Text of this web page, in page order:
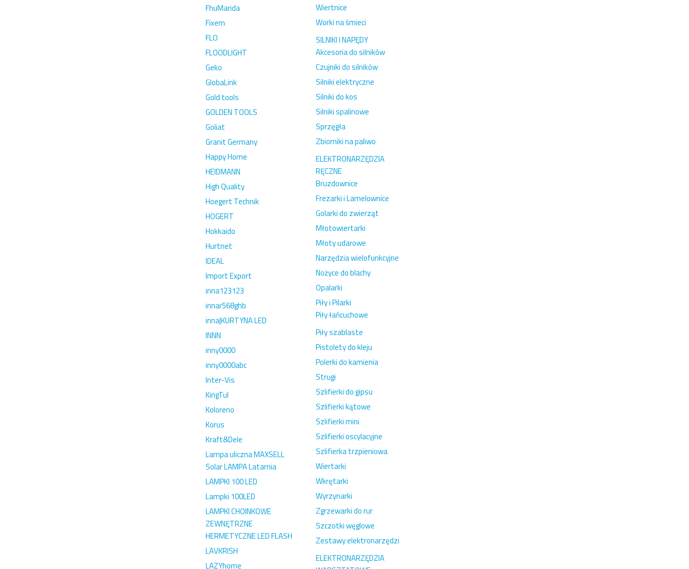
FhuMarida
Fixem
FLO
FLOODLIGHT
Geko
GlobaLink
Gold tools
GOLDEN TOOLS
Goliat
Granit Germany
Happy Home
HEIDMANN
High Quality
Hoegert Technik
HOGERT
Hokkaido
Hurtnet
IDEAL
Import Export
inna123123
innar568ghb
inna|KURTYNA LED
INNN
inny0000
inny0000abc
Inter-Vis
KingTul
Koloreno
Korus
Kraft&Dele
Lampa uliczna MAXSELL
Solar LAMPA Latarnia
LAMPKI 100 LED
Lampki 100LED
LAMPKI CHOINKOWE
ZEWNĘTRZNE
HERMETYCZNE LED FLASH
LAVKRISH
LAZYhome
Wiertnice
Worki na śmieci
SILNIKI I NAPĘDY
Akcesoria do silników
Czujniki do silników
Silniki elektryczne
Silniki do kos
Silniki spalinowe
Sprzęgła
Zbiorniki na paliwo
ELEKTRONARZĘDZIA
RĘCZNE
Bruzdownice
Frezarki i Lamelownice
Golarki do zwierząt
Młotowiertarki
Młoty udarowe
Narzędzia wielofunkcyjne
Nożyce do blachy
Opalarki
Piły i Pilarki
Piły łańcuchowe
Piły szablaste
Pistolety do kleju
Polerki do kamienia
Strugi
Szlifierki do gipsu
Szlifierki kątowe
Szlifierki mini
Szlifierki oscylacyjne
Szlifierka trzpieniowa
Wiertarki
Wkrętarki
Wyrzynarki
Zgrzewarki do rur
Szczotki węglowe
Zestawy elektronarzędzi
ELEKTRONARZĘDZIA